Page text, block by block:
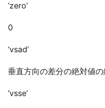
‘zero’
0
‘vsad’
垂直方向の差分の絶対値の
‘vsse’